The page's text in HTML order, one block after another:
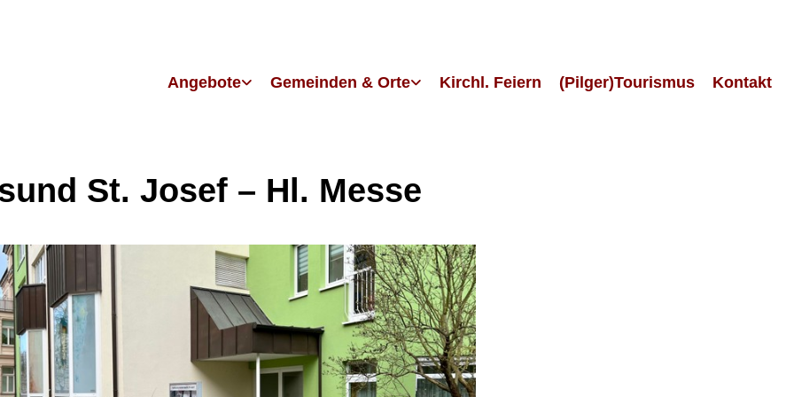
Angebote Gemeinden & Orte Kirchl. Feiern (Pilger)Tourismus Kontakt
St. Josef – Hl. Messe